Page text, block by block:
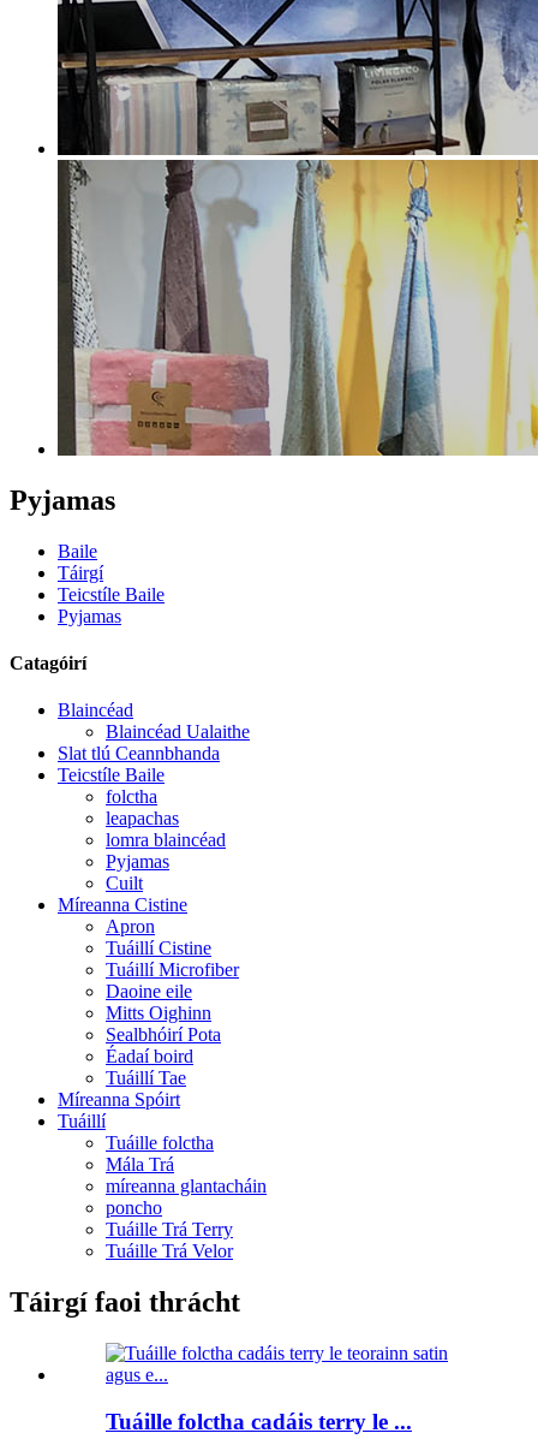
Pyjamas
Baile
Táirgí
Teicstíle Baile
Pyjamas
Catagóirí
Blaincéad
Blaincéad Ualaithe
Slat tlú Ceannbhanda
Teicstíle Baile
folctha
leapachas
lomra blaincéad
Pyjamas
Cuilt
Míreanna Cistine
Apron
Tuáillí Cistine
Tuáillí Microfiber
Daoine eile
Mitts Oighinn
Sealbhóirí Pota
Éadaí boird
Tuáillí Tae
Míreanna Spóirt
Tuáillí
Tuáille folctha
Mála Trá
míreanna glantacháin
poncho
Tuáille Trá Terry
Tuáille Trá Velor
Táirgí faoi thrácht
Tuáille folctha cadáis terry le ...